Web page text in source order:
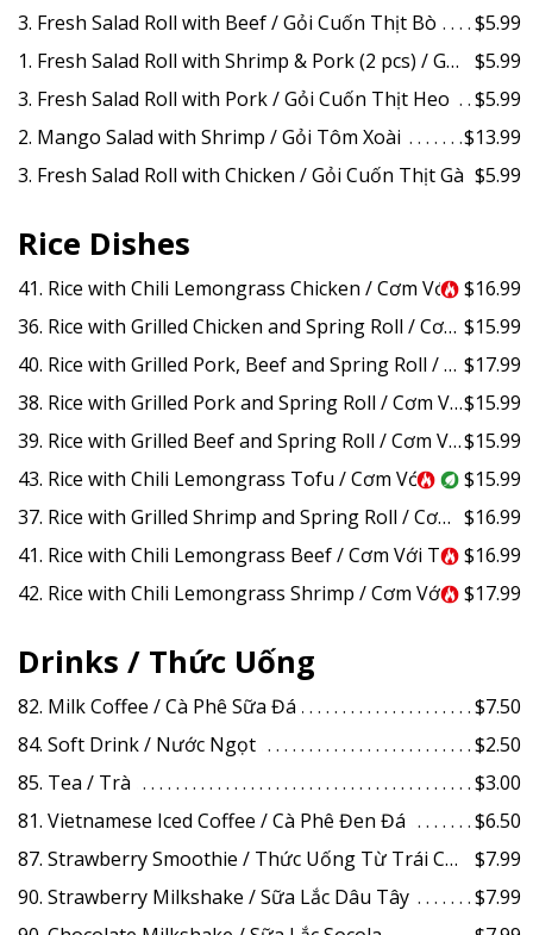
3. Fresh Salad Roll with Beef / Gỏi Cuốn Thịt Bò
$5.99
1. Fresh Salad Roll with Shrimp & Pork (2 pcs) / Gỏi Cuốn Tôm Thịt
$5.99
3. Fresh Salad Roll with Pork / Gỏi Cuốn Thịt Heo
$5.99
2. Mango Salad with Shrimp / Gỏi Tôm Xoài
$13.99
3. Fresh Salad Roll with Chicken / Gỏi Cuốn Thịt Gà $5.99
Rice Dishes
41. Rice with Chili Lemongrass Chicken / Cơm Với Thịt Gà Xào Sả Ớt$16.99
36. Rice with Grilled Chicken and Spring Roll / Cơm Với Thịt Gà Nướng & Chả Giò $15.99
40. Rice with Grilled Pork, Beef and Spring Roll / Cơm Với Thịt Heo - Bò - Gà Nướng & Chả Giò $17.99
38. Rice with Grilled Pork and Spring Roll / Cơm Với Thịt Heo Nướng & Chả Giò$15.99
39. Rice with Grilled Beef and Spring Roll / Cơm Với Thịt Bò Nướng & Chả Giò$15.99
43. Rice with Chili Lemongrass Tofu / Cơm Với Đậu Hũ Chiên Giòn Xào Sả Ớt $15.99
37. Rice with Grilled Shrimp and Spring Roll / Cơm Với Tôm Nướng & Chả Giò $16.99
41. Rice with Chili Lemongrass Beef / Cơm Với Thịt Bò Xào Sả Ớt $16.99
42. Rice with Chili Lemongrass Shrimp / Cơm Với Tôm Xào Sả Ớt$17.99
Drinks / Thức Uống
82. Milk Coffee / Cà Phê Sữa Đá
$7.50
84. Soft Drink / Nước Ngọt
$2.50
85. Tea / Trà
$3.00
81. Vietnamese Iced Coffee / Cà Phê Đen Đá
$6.50
87. Strawberry Smoothie / Thức Uống Từ Trái Cây Dâu Tây
$7.99
90. Strawberry Milkshake / Sữa Lắc Dâu Tây
$7.99